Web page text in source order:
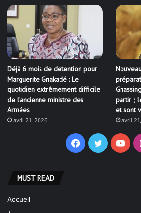
Déjà 6 mois de détention pour
Marguerite Gnakadé : Le
quotidien extrêmement difficile
de l’ancienne ministre des
Armées
avril 21, 2026
partir ;
et sont
avril
Facebook
Twitter
MUST READ
Accueil